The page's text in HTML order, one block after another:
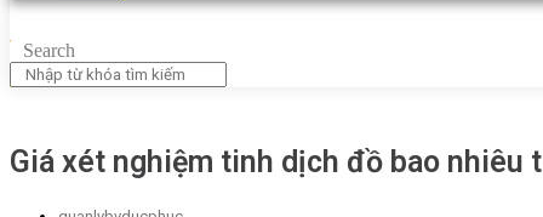
Search
Giá xét nghiệm tinh dịch đồ bao nhiêu